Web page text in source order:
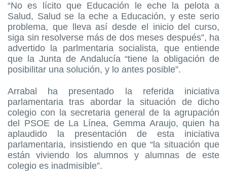
“No es lícito que Educación le eche la pelota a
Salud, Salud se la eche a Educación, y este serio
problema, que lleva así desde el inicio del curso,
siga sin resolverse más de dos meses después”, ha
advertido la parlmentaria socialista, que entiende
que la Junta de Andalucía “tiene la obligación de
posibilitar una solución, y lo antes posible”.
Arrabal ha presentado la referida iniciativa
parlamentaria tras abordar la situación de dicho
colegio con la secretaria general de la agrupación
del PSOE de La Línea, Gemma Araujo, quien ha
aplaudido la presentación de esta iniciativa
parlamentaria, insistiendo en que “la situación que
están viviendo los alumnos y alumnas de este
colegio es inadmisible”.